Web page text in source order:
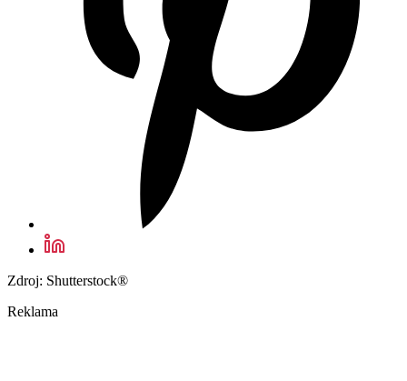
Zdroj: Shutterstock®
Reklama